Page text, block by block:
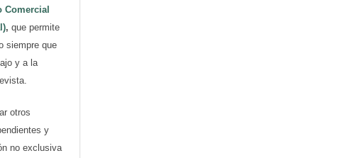
Comercial
, que permite
siempre que
y a la
otros
y
no exclusiva